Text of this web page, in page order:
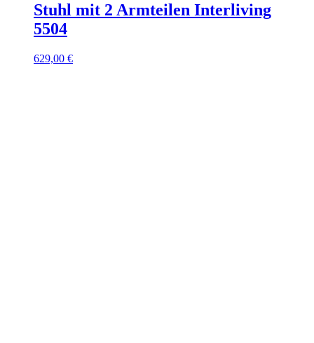
Stuhl mit 2 Armteilen Interliving
5504
629,00 €